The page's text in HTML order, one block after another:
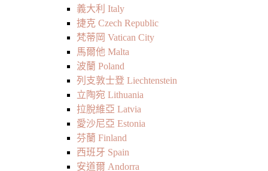
義大利 Italy
捷克 Czech Republic
梵蒂岡 Vatican City
馬爾他 Malta
波蘭 Poland
列支敦士登 Liechtenstein
立陶宛 Lithuania
拉脫維亞 Latvia
愛沙尼亞 Estonia
芬蘭 Finland
西班牙 Spain
安道爾 Andorra